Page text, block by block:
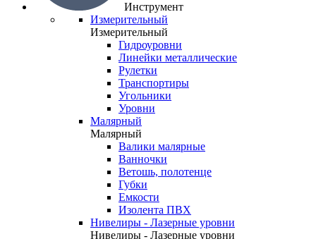
Инструмент
Измерительный
Измерительный
Гидроуровни
Линейки металлические
Рулетки
Транспортиры
Угольники
Уровни
Малярный
Малярный
Валики малярные
Ванночки
Ветошь, полотенце
Губки
Емкости
Изолента ПВХ
Нивелиры - Лазерные уровни
Нивелиры - Лазерные уровни